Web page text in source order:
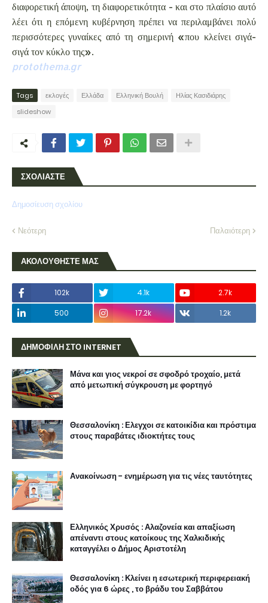
διαφορετική άποψη, τη διαφορετικότητα - και στο πλαίσιο αυτό
λέει ότι η επόμενη κυβέρνηση πρέπει να περιλαμβάνει πολύ
περισσότερες γυναίκες από τη σημερινή «που κλείνει σιγά-
σιγά τον κύκλο της».
protothema.gr
Tags εκλογές Ελλάδα Ελληνική Βουλή
Ηλίας Κασιδιάρης
slideshow
ΣΧΟΛΙΑΣΤΕ
Δημοσίευση σχολίου
Νεότερη Παλαιότερη
ΑΚΟΛΟΥΘΗΣΤΕ ΜΑΣ
102k 4.1k
2.7k
500
17.2k 1.2k
ΔΗΜΟΦΙΛΗ ΣΤΟ INTERNET
Μάνα και γιος νεκροί σε σφοδρό τροχαίο, μετά
από μετωπική σύγκρουση με φορτηγό
Θεσσαλονίκη : Ελεγχοι σε κατοικίδια και πρόστιμα
στους παραβάτες ιδιοκτήτες τους
Ανακοίνωση - ενημέρωση για τις νέες ταυτότητες
Ελληνικός Χρυσός : Αλαζονεία και απαξίωση
απέναντι στους κατοίκους της Χαλκιδικής
καταγγέλει ο Δήμος Αριστοτέλη
Θεσσαλονίκη : Κλείνει η εσωτερική περιφερειακή
οδός για 6 ώρες , το βράδυ του Σαββάτου